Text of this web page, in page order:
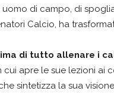
uomo di campo, di
Calcio, ha
di tutto allenare i
cui apre le sue lezioni ai
sintetizza la sua